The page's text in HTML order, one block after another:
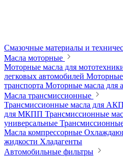
Смазочные материалы и
Масла моторные
Моторные масла для
легковых автомобилей Моторные
транспорта Моторные масла для
Масла трансмиссионные
Трансмиссионные масла для
для МКПП Трансмиссионные
универсальные
Масла компрессорные
жидкости Хладагенты
Автомобильные фильтры